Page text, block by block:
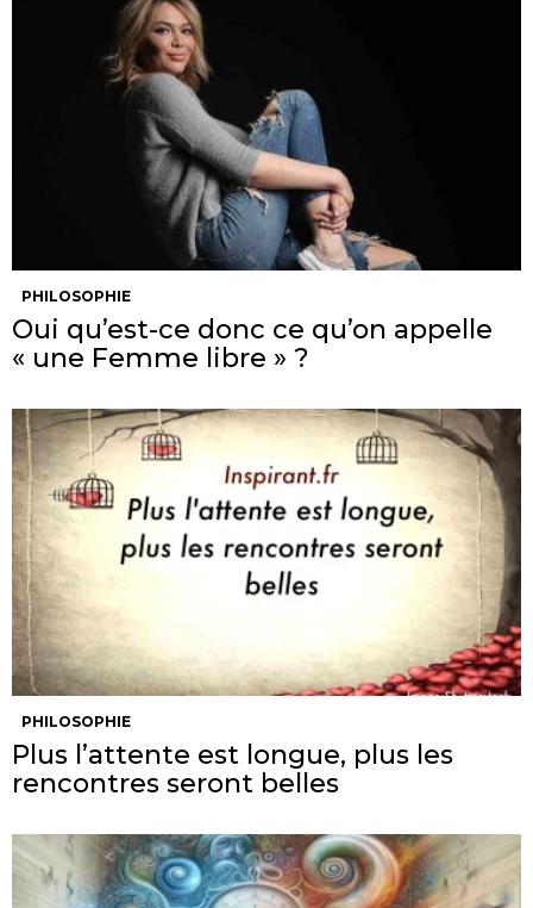
PHILOSOPHIE
Oui qu’est-ce donc ce qu’on appelle
« une Femme libre » ?
PHILOSOPHIE
Plus l’attente est longue, plus les
rencontres seront belles